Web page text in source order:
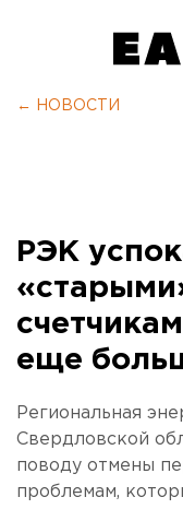
← НОВОСТИ
РЭК
еще
Региональная
Свердловской
поводу отмены
проблемам,